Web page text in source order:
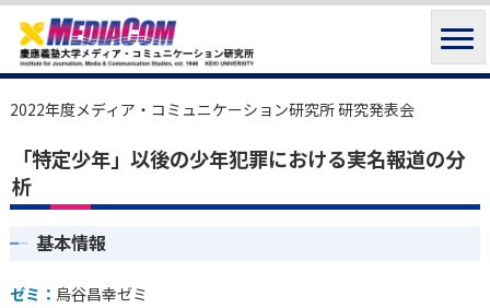
2022年度メディア・コミュニケーション研究所 研究発表会
「特定少年」以後の少年犯罪における実名報道の分
析
基本情報
ゼミ： 烏谷昌幸ゼミ